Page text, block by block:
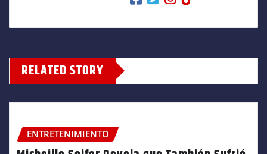
RELATED STORY
ENTRETENIMIENTO